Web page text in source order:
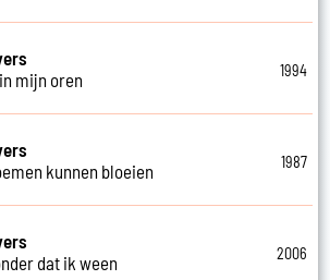
mijn oren
1994
kunnen bloeien
1987
dat ik ween
2006